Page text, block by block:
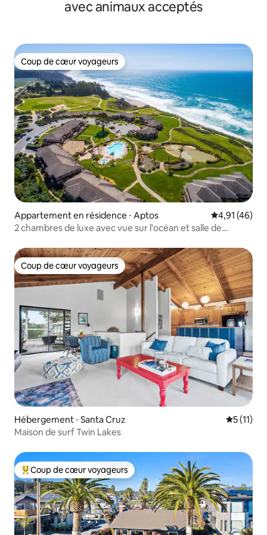
avec animaux acceptés
Coup de cœur voyageurs
Coup de cœur voyageurs
Appartement en résidence ⋅ Aptos Évaluation
4,91 (46)
2 chambres de luxe avec vue sur l'océan et salle de
Coup de cœur voyageurs
Coup de cœur voyageurs
Hébergement ⋅ Santa Cruz
5 (11)
Maison de surf Twin Lakes
Coups de cœur voyageurs les plus appréciés
Coup de cœur voyageurs